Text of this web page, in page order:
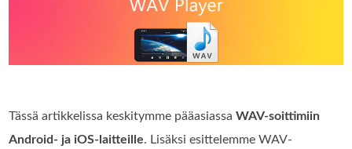
Tässä artikkelissa keskitymme pääasiassaWAV-soittimiin
Android- ja iOS-laitteille. Lisäksi esittelemme WAV-